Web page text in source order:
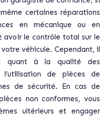
certaines réparations
en mécanique ou en
avoir le contrôle total sur le
véhicule. Cependant, il
quant à la qualité des
de pièces de
de sécurité. En cas de
non conformes, vous
ultérieurs et engager